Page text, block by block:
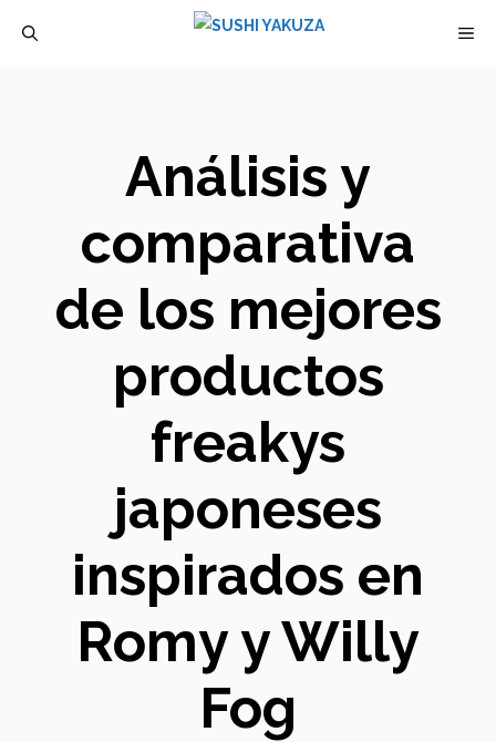
Análisis y
comparativa
de los mejores
productos
freakys
japoneses
inspirados en
Romy y Willy
Fog